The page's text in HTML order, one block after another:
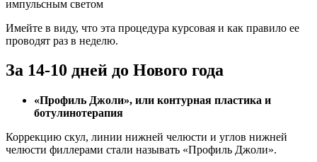
импульсным светом
Имейте в виду, что эта процедура курсовая и как правило ее
проводят раз в неделю.
За 14-10 дней до Нового года
«Профиль Джоли», или контурная пластика и
ботулинотерапия
Коррекцию скул, линии нижней челюсти и углов нижней
челюсти филлерами стали называть «Профиль Джоли».